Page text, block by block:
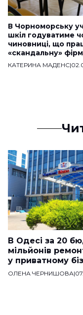
В Чорноморську
шкіл годуватиме
чиновниці, що
«скандальну»
КАТЕРИНА МАДЕНС|
В Одесі за 20
мільйонів
у приватному
ОЛЕНА ЧЕРНИШОВА|